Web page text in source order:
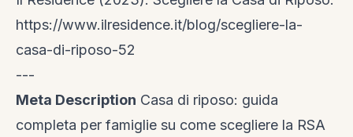
https://www.ilresidence.it/blog/scegliere-la-
casa-di-riposo-52
---
Meta Description Casa di riposo: guida
completa per famiglie su come scegliere la RSA